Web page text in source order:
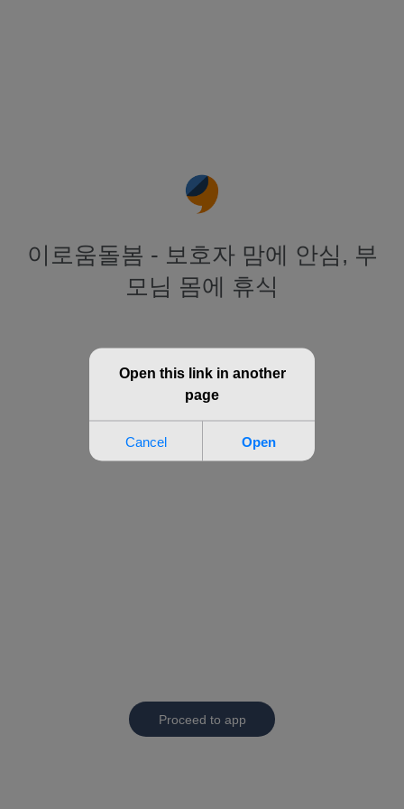
이로움돌봄 - 보호자 맘에 안심, 부
모님 몸에 휴식
Proceed to app